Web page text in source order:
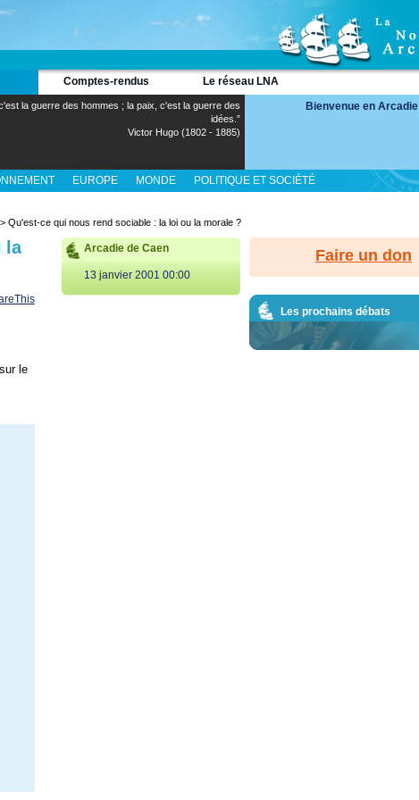
Comptes-rendus Le réseau LNA
la guerre des hommes ; la paix, c'est la guerre des
idées.”
Victor Hugo (1802 - 1885)
Bienvenue en Arcadie
EUROPE MONDE
POLITIQUE ET SOCIÉTÉ
> Qu'est-ce qui nous rend sociable : la loi ou la morale ?
la
le
Arcadie de Caen
13 janvier 2001 00:00
Faire un don
Les prochains débats